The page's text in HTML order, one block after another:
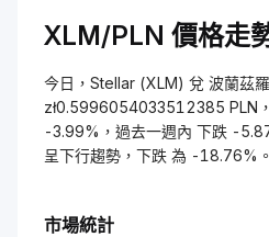
XLM/PLN 價格走
今日，Stellar (XLM) 兌 波蘭茲
zł0.5996054033512385 PLN
-3.99%，過去一週內 下跌 -
呈下行趨勢，下跌 為 -18.76%。
市場統計